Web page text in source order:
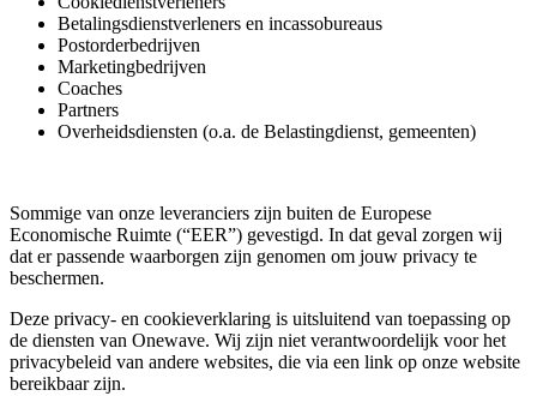
Betalingsdienstverleners en incassobureaus
Postorderbedrijven
Marketingbedrijven
Coaches
Partners
Overheidsdiensten (o.a. de Belastingdienst, gemeenten)
Sommige van onze leveranciers zijn buiten de Europese
Economische Ruimte (“EER”) gevestigd. In dat geval zorgen wij
dat er passende waarborgen zijn genomen om jouw privacy te
beschermen.
Deze privacy- en cookieverklaring is uitsluitend van toepassing op
de diensten van Onewave. Wij zijn niet verantwoordelijk voor het
privacybeleid van andere websites, die via een link op onze website
bereikbaar zijn.